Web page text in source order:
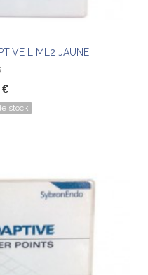
L ML2 JAUNE
€
stock